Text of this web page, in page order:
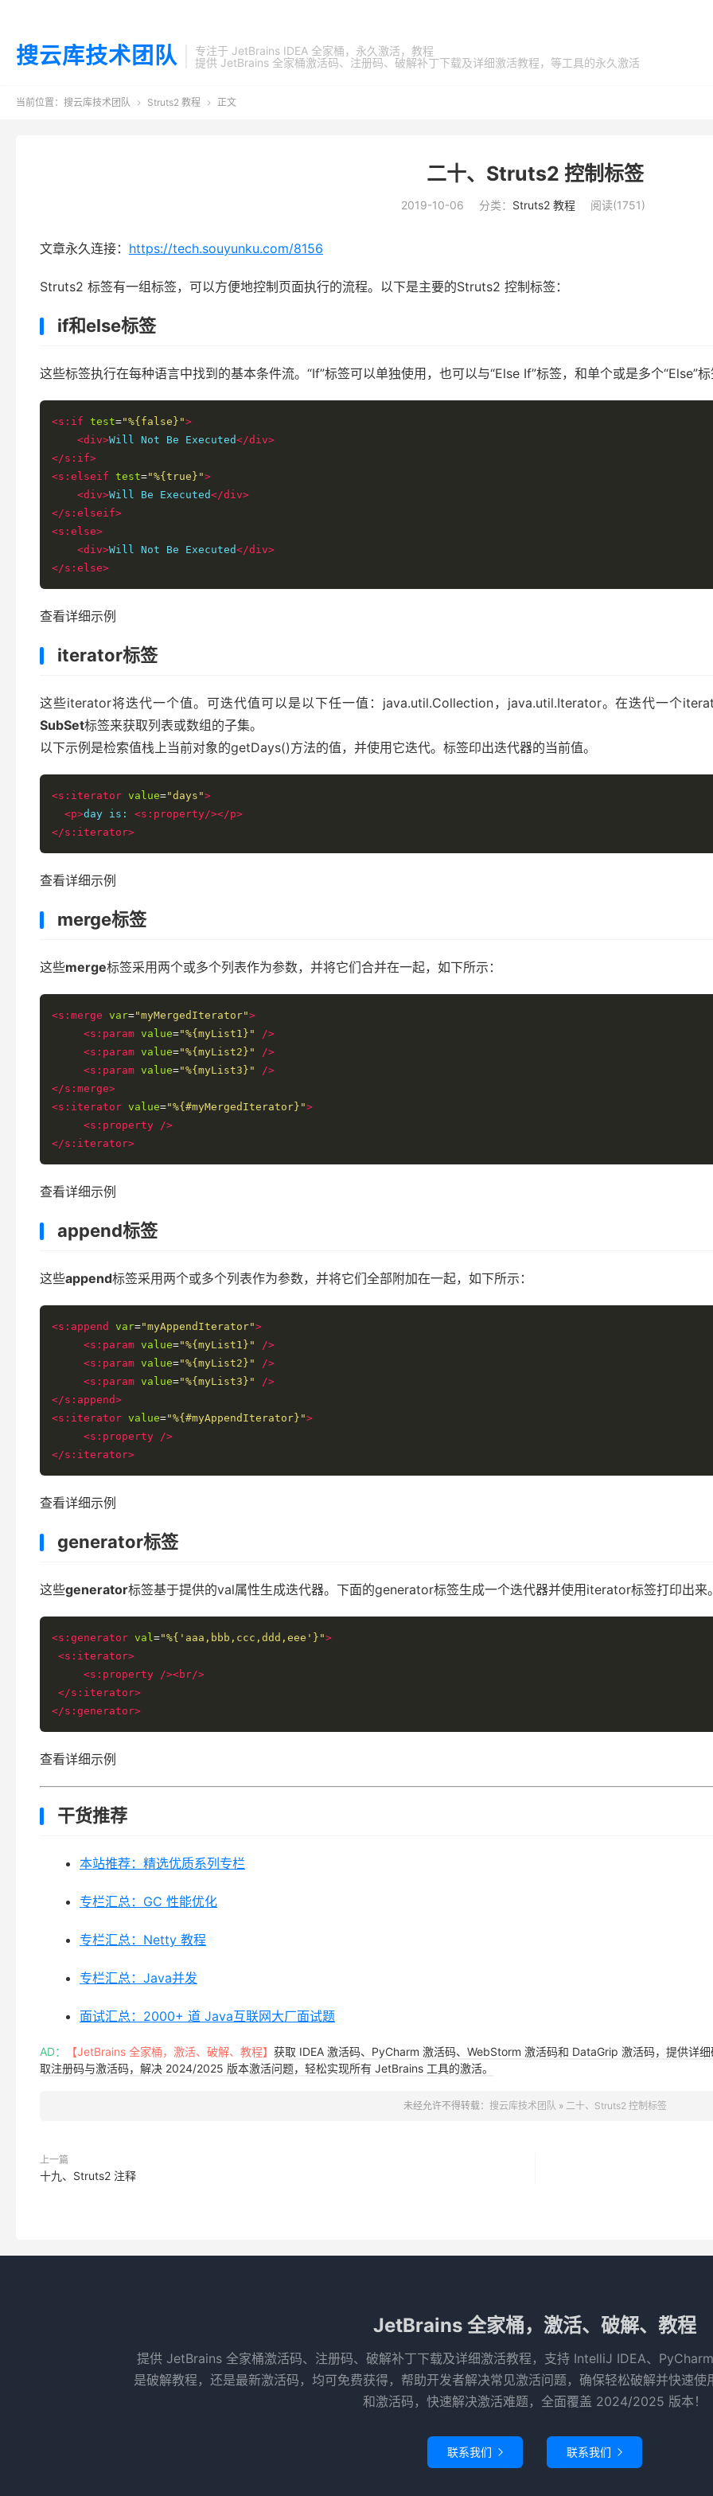
搜云库技术团队
专注于 JetBrains IDEA 全家桶，永久激活，教程
提供 JetBrains 全家桶激活码、注册码、破解补丁下载及详细激活教程，等工具的永久激活
当前位置： 搜云库技术团队  Struts2 教程  正文
二十、Struts2 控制标签
2019-10-06 分类： Struts2 教程 阅读(1751)
文章永久连接： https://tech.souyunku.com/8156
Struts2 标签有一组标签，可以方便地控制页面执行的流程。以下是主要的Struts2 控制标签：
if和else标签
这些标签执行在每种语言中找到的基本条件流。“If”标签可以单独使用，也可以与“Else If”标签，和单个或是多个“Else”
<s:if test="%{false}">
<div>Will Not Be Executed</div>
</s:if>
<s:elseif test="%{true}">
<div>Will Be Executed</div>
</s:elseif>
<s:else>
<div>Will Not Be Executed</div>
</s:else>
查看详细示例
iterator标签
这些iterator将迭代一个值。可迭代值可以是以下任一值：java.util.Collection，java.util.Iterator。在迭代一个
SubSet标签来获取列表或数组的子集。
以下示例是检索值栈上当前对象的getDays()方法的值，并使用它迭代。 标签印出迭代器的当前值。
<s:iterator value="days">
<p>day is: <s:property/></p>
</s:iterator>
查看详细示例
merge标签
这些merge标签采用两个或多个列表作为参数，并将它们合并在一起，如下所示：
<s:merge var="myMergedIterator">
<s:param value="%{myList1}"
/>
<s:param value="%{myList2}"
/>
<s:param value="%{myList3}"
/>
</s:merge>
<s:iterator value="%{#myMergedIterator}">
<s:property />
</s:iterator>
查看详细示例
append标签
这些append标签采用两个或多个列表作为参数，并将它们全部附加在一起，如下所示：
<s:append var="myAppendIterator">
<s:param value="%{myList1}"
/>
<s:param value="%{myList2}"
/>
<s:param value="%{myList3}"
/>
</s:append>
<s:iterator value="%{#myAppendIterator}">
<s:property />
</s:iterator>
查看详细示例
generator标签
这些generator标签基于提供的val属性生成迭代器。下面的generator标签生成一个迭代器并使用iterator标签打印出来
<s:generator val="%{'aaa,bbb,ccc,ddd,eee'}">
<s:iterator>
<s:property /><br/>
</s:iterator>
</s:generator>
查看详细示例
干货推荐
本站推荐：精选优质系列专栏
专栏汇总：GC 性能优化
专栏汇总：Netty 教程
专栏汇总：Java并发
面试汇总：2000+ 道 Java互联网大厂面试题
AD： 【JetBrains 全家桶，激活、破解、教程】 获取 IDEA 激活码、PyCharm 激活码、WebStorm 激活码和 DataGrip 激活码，提供详
取注册码与激活码，解决 2024/2025 版本激活问题，轻松实现所有 JetBrains 工具的激活。
未经允许不得转载： 搜云库技术团队 » 二十、Struts2 控制标签
上一篇
十九、Struts2 注释
JetBrains 全家桶，激活、破解、教程
提供 JetBrains 全家桶激活码、注册码、破解补丁下载及详细激活教程，支持 IntelliJ IDEA、
是破解教程，还是最新激活码，均可免费获得，帮助开发者解决常见激活问题，确保轻松破解并快速
和激活码，快速解决激活难题，全面覆盖 2024/2025 版本！
联系我们  联系我们 